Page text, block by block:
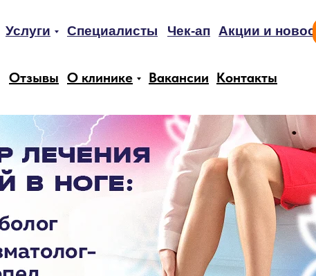
Услуги Специалисты Акции и
Чек-ап
О клинике Вакансии
Отзывы Контакты